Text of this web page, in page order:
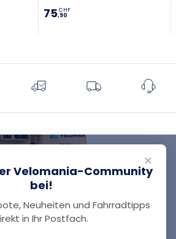
75,90
CHF
EINE FRAGE?
✕
Velomania-Community
bei!
Neuheiten und Fahrradtipps
in Ihr Postfach.